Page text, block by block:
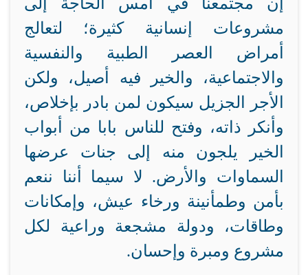
مشروعات إنسانية كثيرة؛ لتعالج
أمراض العصر الطبية والنفسية
والاجتماعية، والخير فيه أصيل، ولكن
الأجر الجزيل سيكون لمن بادر بإخلاص،
وأنكر ذاته، وفتح للناس بابا من أبواب
الخير يلجون منه إلى جنات عرضها
السماوات والأرض. لا سيما أننا ننعم
بأمن وطمأنينة ورخاء عيش، وإمكانات
وطاقات، ودولة مشجعة وراعية لكل
مشروع ومبرة وإحسان.